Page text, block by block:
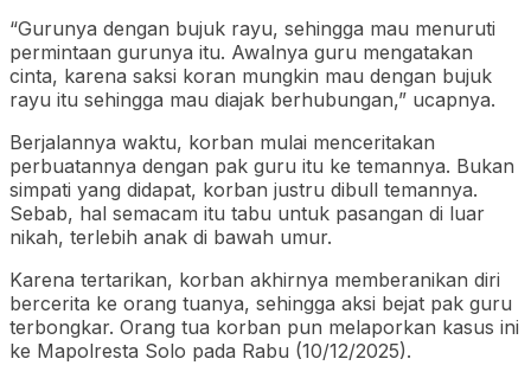
“Gurunya dengan bujuk rayu, sehingga mau menuruti
permintaan gurunya itu. Awalnya guru mengatakan
cinta, karena saksi koran mungkin mau dengan bujuk
rayu itu sehingga mau diajak berhubungan,” ucapnya.
Berjalannya waktu, korban mulai menceritakan
perbuatannya dengan pak guru itu ke temannya. Bukan
simpati yang didapat, korban justru dibull temannya.
Sebab, hal semacam itu tabu untuk pasangan di luar
nikah, terlebih anak di bawah umur.
Karena tertarikan, korban akhirnya memberanikan diri
bercerita ke orang tuanya, sehingga aksi bejat pak guru
terbongkar. Orang tua korban pun melaporkan kasus ini
ke Mapolresta Solo pada Rabu (10/12/2025).